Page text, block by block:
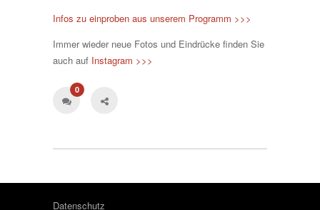
Infos zu einproben aus unserem Programm >>>
Immer wieder neue Fotos und Eindrücke finden Sie
auch auf Instagram >>>
0
Datenschutz